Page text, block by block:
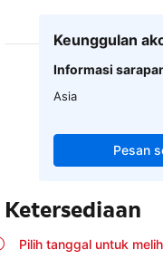
Keunggulan
Informasi
Asia
Pesan
Ketersediaan
Pilih tanggal untuk